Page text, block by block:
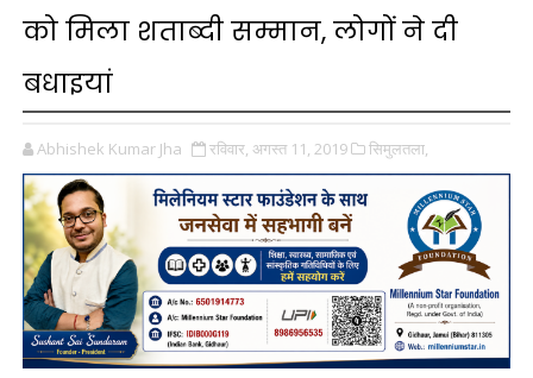
को मिला शताब्दी सम्मान, लोगों ने दी
बधाइयां
Abhishek Kumar Jha रविवार, अगस्त 11, 2019 सिमुलतला,